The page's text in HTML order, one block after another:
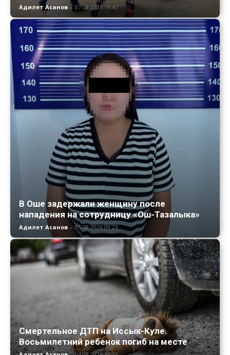
Адилет Асанов - 07.08.2026 16:47
В Оше задержали женщину после
нападения на сотрудницу «Ош-Тазалыка»
Адилет Асанов - 05.08.2026 09:23
Смертельное ДТП на Иссык-Куле.
Восьмилетний ребенок погиб на месте